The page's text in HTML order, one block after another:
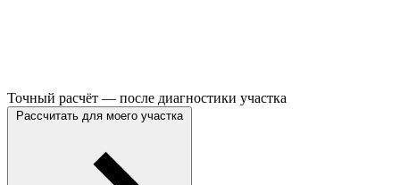
Точный расчёт — после диагностики участка
Рассчитать для моего участка